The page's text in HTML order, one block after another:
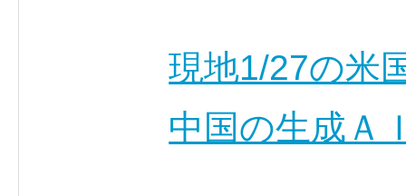
現地1/27の米
中国の生成